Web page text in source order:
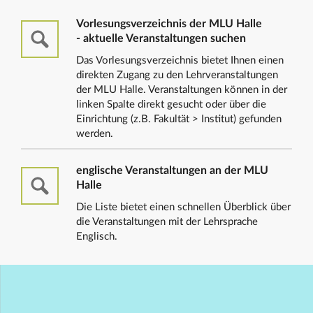
Vorlesungsverzeichnis der MLU Halle
- aktuelle Veranstaltungen suchen
Das Vorlesungsverzeichnis bietet Ihnen einen
direkten Zugang zu den Lehrveranstaltungen
der MLU Halle. Veranstaltungen können in der
linken Spalte direkt gesucht oder über die
Einrichtung (z.B. Fakultät > Institut) gefunden
werden.
englische Veranstaltungen an der MLU
Halle
Die Liste bietet einen schnellen Überblick über
die Veranstaltungen mit der Lehrsprache
Englisch.